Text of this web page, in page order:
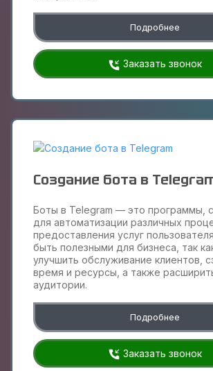
Подробнее
Заказать звонок
Создание бота в
Боты в Telegram — это программы,
для автоматизации различных
предоставления услуг
быть полезными для бизнеса, так
улучшить обслуживание клиентов,
время и ресурсы, а также
аудитории.
Подробнее
Заказать звонок